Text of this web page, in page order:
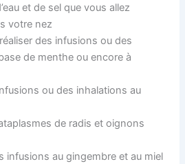
et de sel que vous allez
votre nez
des infusions ou des
de menthe ou encore à
ou des inhalations au
de radis et oignons
infusions au gingembre et au miel